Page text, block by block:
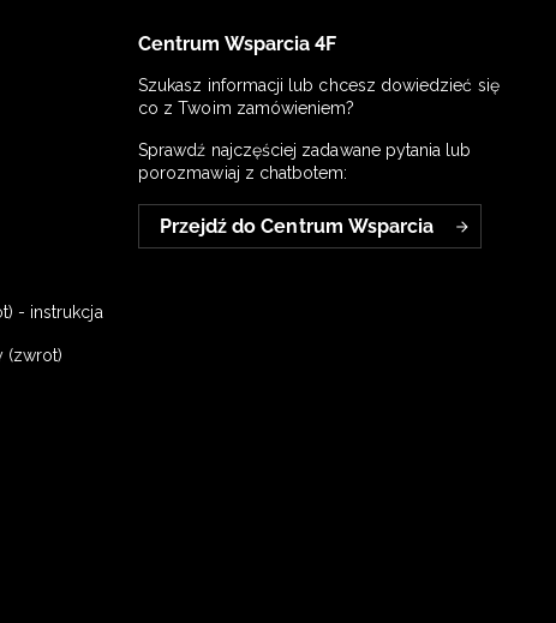
- instrukcja
(zwrot)
Centrum Wsparcia 4F
Szukasz informacji lub chcesz dowiedzieć się
co z Twoim zamówieniem?
Sprawdź najczęściej zadawane pytania lub
porozmawiaj z chatbotem:
Przejdź do Centrum Wsparcia